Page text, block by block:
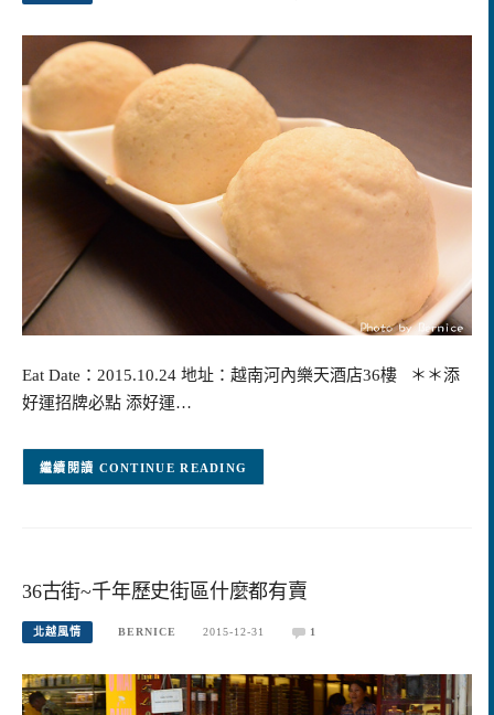
Eat Date：2015.10.24 地址：越南河內樂天酒店36樓 ＊＊添
好運招牌必點 添好運…
CONTINUE READING
36古街~千年歷史街區什麼都有賣
北越風情 BERNICE 2015-12-31 1